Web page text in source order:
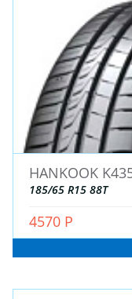
ДЛЯ
ДЛЯ
ДИСКИ
HANKOOK
185/65 R15 88T
4570 Р